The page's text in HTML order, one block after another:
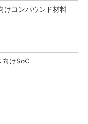
けコンパウンド材料
向けSoC